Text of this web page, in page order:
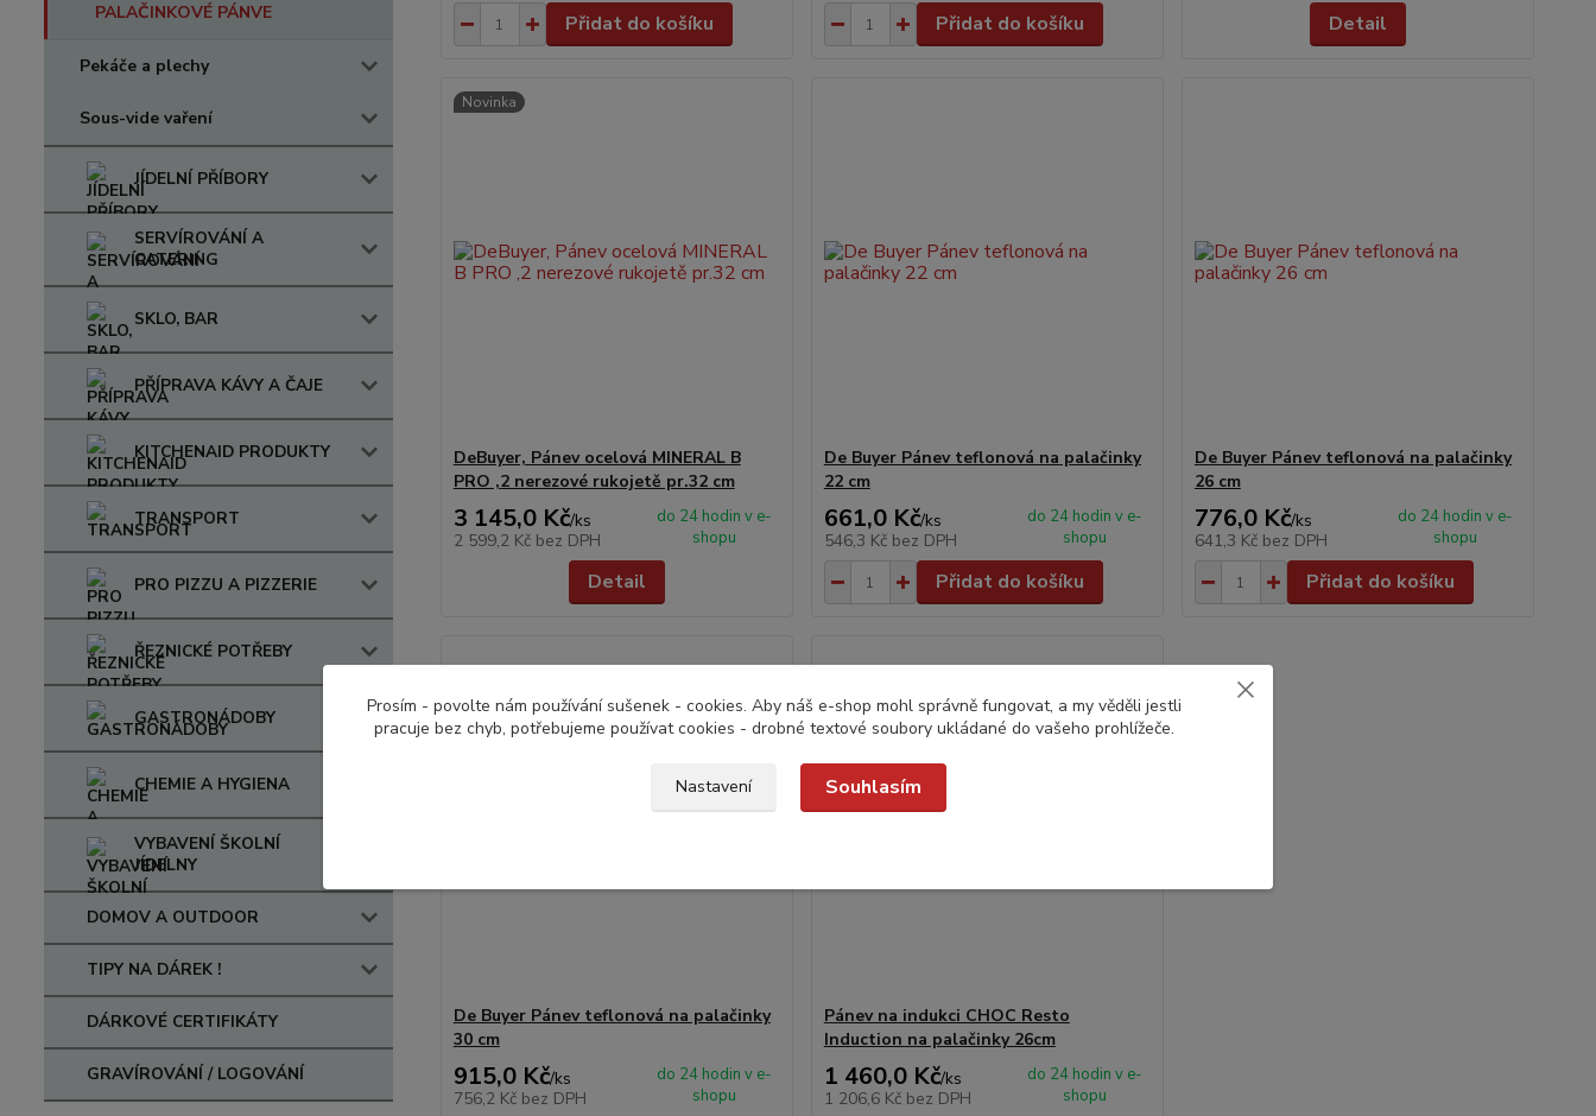
PALAČINKOVÉ PÁNVE
Pekáče a plechy
Sous-vide vaření
JÍDELNÍ PŘÍBORY
SERVÍROVÁNÍ A
CATERING
SKLO, BAR
PŘÍPRAVA KÁVY A ČAJE
KITCHENAID PRODUKTY
TRANSPORT
PRO PIZZU A PIZZERIE
ŘEZNICKÉ POTŘEBY
GASTRONÁDOBY
CHEMIE A HYGIENA
VYBAVENÍ ŠKOLNÍ
JÍDELNY
DOMOV A OUTDOOR
TIPY NA DÁREK !
DÁRKOVÉ CERTIFIKÁTY
GRAVÍROVÁNÍ / LOGOVÁNÍ
Přidat do košíku Přidat do košíku Detail
Novinka
DeBuyer, Pánev ocelová MINERAL B
PRO ,2 nerezové rukojetě pr.32 cm
3 145,0 Kč/ks
2 599,2 Kč bez DPH
do 24 hodin v e-
shopu
Detail
De Buyer Pánev teflonová na palačinky
22 cm
661,0 Kč/ks
546,3 Kč bez DPH
do 24 hodin v e-
shopu
Přidat do košíku
De Buyer Pánev teflonová na palačinky
26 cm
776,0 Kč/ks
641,3 Kč bez DPH
do 24 hodin v e-
shopu
Přidat do košíku
De Buyer Pánev teflonová na palačinky
30 cm
915,0 Kč/ks
756,2 Kč bez DPH
do 24 hodin v e-
shopu
Pánev na indukci CHOC Resto
Induction na palačinky 26cm
1 460,0 Kč/ks
1 206,6 Kč bez DPH
do 24 hodin v e-
shopu
Prosím - povolte nám používání sušenek - cookies. Aby náš e-shop mohl správně fungovat, a my věděli jestli
pracuje bez chyb, potřebujeme používat cookies - drobné textové soubory ukládané do vašeho prohlížeče.
Nastavení Souhlasím